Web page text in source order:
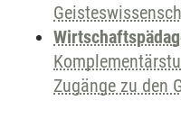
Zugänge zu den